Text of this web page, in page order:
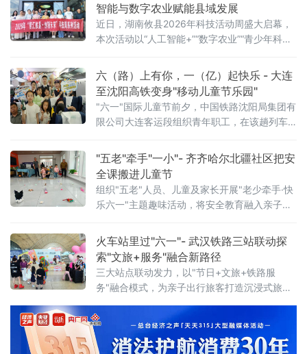
智能与数字农业赋能县域发展
近日，湖南攸县2026年科技活动周盛大启幕，
本次活动以“人工智能+”“数字农业”“青少年科
及“培育好强科创兴产业的动能”行动展开，全方
位展示了攸县在科技创新驱动下，产业升级、
绿色发展和智慧教育领域取得的崭新成果，为
攸县的高质量发展注入了强劲的科技动力。
六（路）上有你，一（亿）起快乐 - 大连
至沈阳高铁变身"移动儿童节乐园"
"六一"国际儿童节前夕，中国铁路沈阳局集团有
限公司大连客运段组织青年职工，在该趟列车
这个六一，坐高铁去撒
"五老"牵手"一小"- 齐齐哈尔北疆社区把安
全课搬进儿童节
组织"五老"人员、儿童及家长开展"老少牵手·快
乐六一"主题趣味活动，将安全教育融入亲子游
现场设置了多项互动游戏，社区"五老"与孩子们
携手参与、亲密配合。"五老"人员耐心示范游戏
火车站里过"六一"- 武汉铁路三站联动探
索"文旅+服务"融合新路径
三大站点联动发力，以"节日+文旅+铁路服
务"融合模式，为亲子出行旅客打造沉浸式旅途
站、武汉东站设联动分会场，重点面向环线列
车亲子出行旅客打造特色服务。活动前期，车
站依